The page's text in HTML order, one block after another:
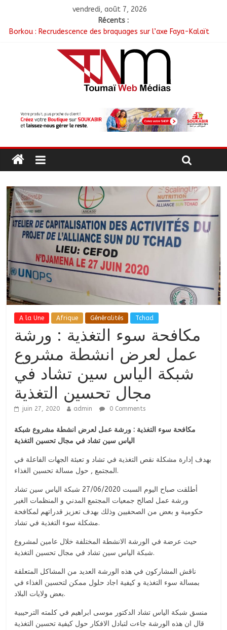
vendredi, août 7, 2026
Récents :
Borkou : Recrudescence des braquages sur l’axe Faya-Kalaït
Moyen-Chari : Les nouveaux bacheliers orientés vers leur
Oum-Hadjer : L’ADESC offre des semences certifiées aux
RGPH-3 : Le Tchad clôture la collecte des données avec plus
de 4,3 millions de ménages recensés
A la Une Afrique Généralités Tchad
مكافحة سوء التغذية : ورشة
عمل لعرض انشطة مشروع
شبكة الياس سين تشاد في
مجال تحسين التغذية
juin 27, 2020 admin 0 Comments
مكافحة سوء التغذية : ورشة عمل لعرض انشطة مشروع شبكة
الياس سين تشاد في مجال تحسين التغذية
بهدف إدارة مشكلة نقص التغذية في تشاد و تعبئة الجهات الفاعلة في
المجتمع , حول مسالة تحسين الغذاء.
أطلقت صباح اليوم السبت 27/06/2020 شبكة الياس سين تشاد
ورشة عمل لصالح جمعيات المجتمع المدني و المنظمات الغير
حكومية و بعض من الصحفيين وذلك بهدف تعزيز قدراتهم لمكافحة
مشكلة سوء التغذية في تشاد.
حيث عرضة في الورشة الانشطة المختلفة خلال عامين لمشروع
شبكة الياس سين تشاد في مجال تحسين التغذية.
ناقش المشاركون في هذه الورشة العديد من المشاكل المتعلقة
بمسالة سوء التغذية و كيفية اجاد حلول ممكن لتحسين الغذاء في
بعض ولايات البلاد.
منسق شبكة الياس تشاد الدكتور موسى ابراهيم في كلمته الترحيبية
قال ان هذه الورشة جاءت لتبادل الافكار حول كيفية تحسين التغذية